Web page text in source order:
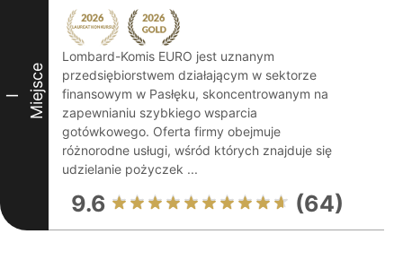
I Miejsce
Lombard-Komis EURO jest uznanym
przedsiębiorstwem działającym w sektorze
finansowym w Pasłęku, skoncentrowanym na
zapewnianiu szybkiego wsparcia
gotówkowego. Oferta firmy obejmuje
różnorodne usługi, wśród których znajduje się
udzielanie pożyczek ...
9.6 (64)